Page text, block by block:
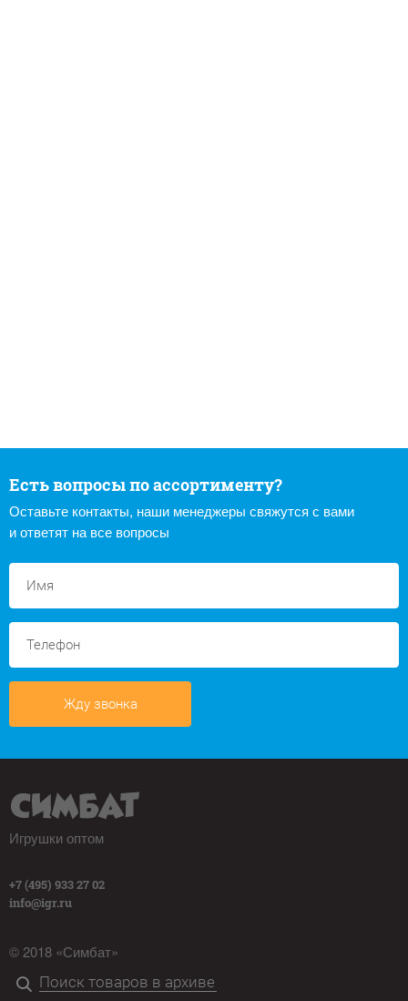
Есть вопросы по ассортименту?
Оставьте контакты, наши менеджеры свяжутся с вами
и ответят на все вопросы
Жду звонка
Игрушки оптом
+7 (495) 933 27 02
info@igr.ru
© 2018 «Симбат»